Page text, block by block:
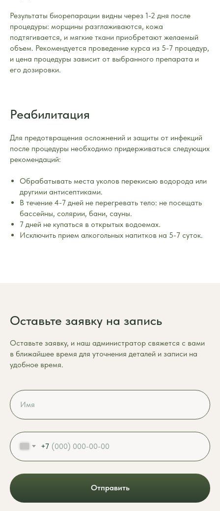
Результаты биорепарации видны через 1-2 дня после
процедуры: морщины разглаживаются, кожа
подтягивается, и мягкие ткани приобретают желаемый
объем. Рекомендуется проведение курса из 5-7 процедур,
и цена процедуры зависит от выбранного препарата и
его дозировки.
Реабилитация
Для предотвращения осложнений и защиты от инфекций
после процедуры необходимо придерживаться следующих
рекомендаций:
Обрабатывать места уколов перекисью водорода или
другими антисептиками.
В течение 4-7 дней не перегревать тело: не посещать
бассейны, солярии, бани, сауны.
7 дней не купаться в открытых водоемах.
Исключить прием алкогольных напитков на 5-7 суток.
Оставьте заявку на запись
Оставьте заявку, и наш администратор свяжется с вами
в ближайшее время для уточнения деталей и записи на
удобное время.
+7
Отправить